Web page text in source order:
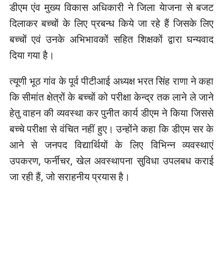
डीएम एंव मुख्य विकास अधिकारी ने जिला येाजना से बजट
दिलाकर बच्चों के लिए प्रबन्ध किये जा रहे हैं जिसके लिए
बच्चों एवं उनके अभिभावकों सहित शिक्षकों द्वारा घन्यवाद
दिया गया है।
त्यूणी भूठ गांव के पूर्व पीटीआई अध्यक्ष भरत सिंह राणा ने कहा
कि सीमांत क्षेत्रों के बच्चों को परीक्षा केन्द्र तक लाने ले जाने
हेतु वाहन की व्यवस्था कर पुनीत कार्य डीएम ने किया जिससे
बच्चे परीक्षा से वंचित नहीं हुए। उन्होंने कहा कि डीएम सर के
आने से जनपद विद्यार्थियों के लिए विभिन्न व्यवस्थाएं
उपकरण, फर्नीचर, खेल अवस्थापना सुविधा उपलबध कराई
जा रही हैं, जो सराहनीय प्रयास है।